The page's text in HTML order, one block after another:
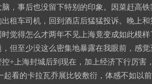
，事后也没留下特别的印象。因菜赶高
租车司机，回到酒店后猛猛投诉。晚上
觉得怎么才两年不见上海竟变成如此模
但至少没这么密集地暴露在我眼前，感
+上海封城后到现在，加上经济下行厉害
起看的卡拉瓦乔展比较敷衍，体感不如以